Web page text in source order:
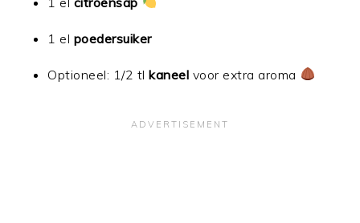
1 el poedersuiker
Optioneel: 1/2 tlkaneel voor extra aroma